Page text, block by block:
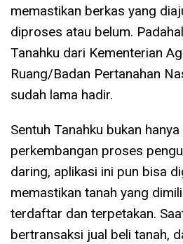
memastikan berkas yang
diproses atau belum.
Tanahku dari Kementerian
Ruang/Badan Pertanahan
sudah lama hadir.
Sentuh Tanahku bukan
perkembangan proses
daring, aplikasi ini pun bisa
memastikan tanah yang
terdaftar dan terpetakan.
bertransaksi jual beli tanah,